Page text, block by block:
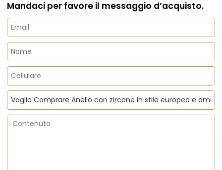
Mandaci per favore il messaggio d’acquisto.